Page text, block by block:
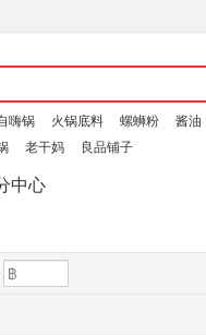
嗨锅 火锅底料 螺蛳粉 酱油
老干妈 良品铺子
中心